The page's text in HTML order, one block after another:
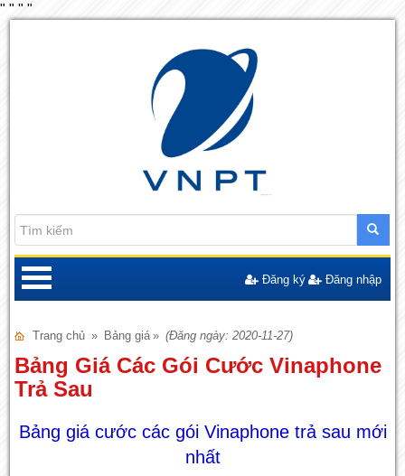
" " " "
Đăng ký Đăng nhập
Trang chủ » Bảng giá » (Đăng ngày: 2020-11-27)
Bảng Giá Các Gói Cước Vinaphone
Trả Sau
Bảng giá cước các gói Vinaphone trả sau mới
nhất